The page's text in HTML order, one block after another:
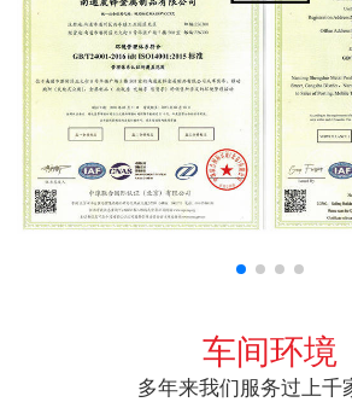
车间环境
多年来我们服务过上千